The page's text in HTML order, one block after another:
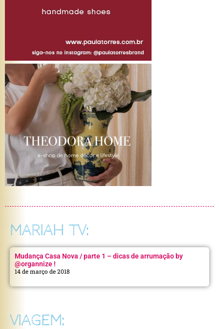
MARIAH TV:
Mudança Casa Nova / parte 1 – dicas de arrumação by
@organnize !
14 de março de 2018
VIAGEM: